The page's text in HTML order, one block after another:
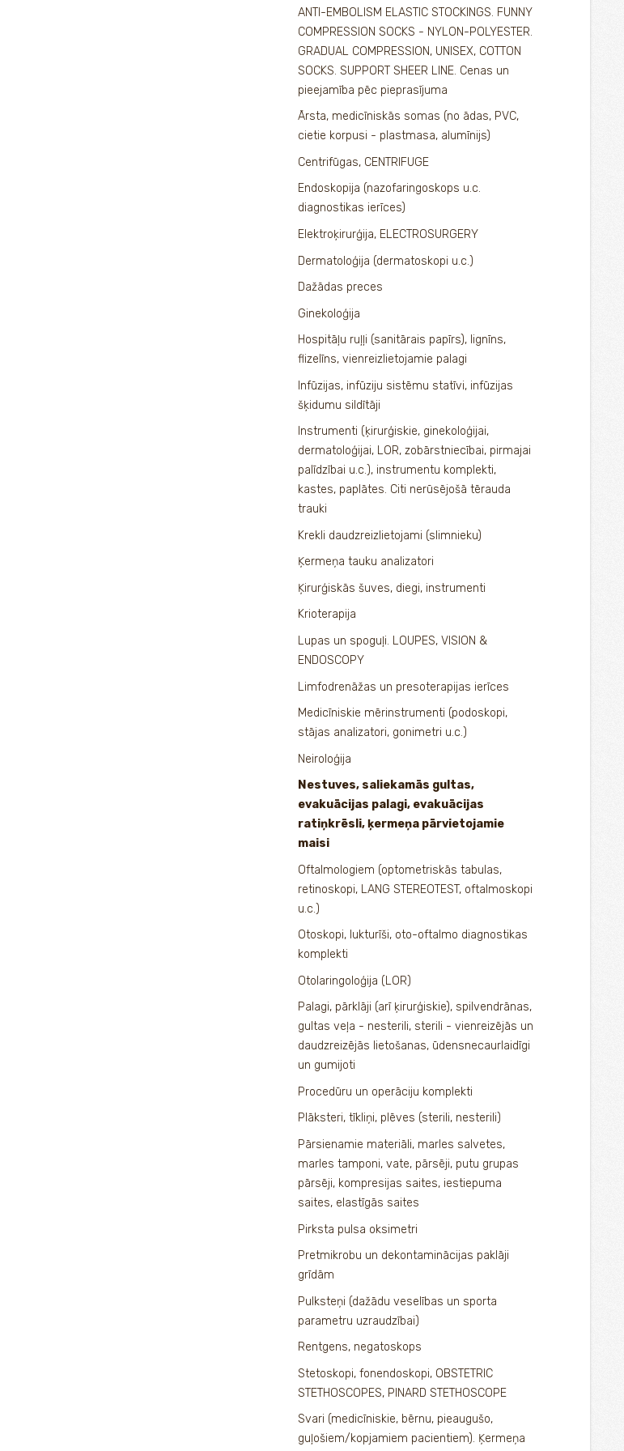
ANTI-EMBOLISM ELASTIC STOCKINGS. FUNNY
COMPRESSION SOCKS - NYLON-POLYESTER.
GRADUAL COMPRESSION, UNISEX, COTTON
SOCKS. SUPPORT SHEER LINE. Cenas un
pieejamība pēc pieprasījuma
Ārsta, medicīniskās somas (no ādas, PVC,
cietie korpusi - plastmasa, alumīnijs)
Centrifūgas, CENTRIFUGE
Endoskopija (nazofaringoskops u.c.
diagnostikas ierīces)
Elektroķirurģija, ELECTROSURGERY
Dermatoloģija (dermatoskopi u.c.)
Dažādas preces
Ginekoloģija
Hospitāļu ruļļi (sanitārais papīrs), lignīns,
flizelīns, vienreizlietojamie palagi
Infūzijas, infūziju sistēmu statīvi, infūzijas
šķidumu sildītāji
Instrumenti (ķirurģiskie, ginekoloģijai,
dermatoloģijai, LOR, zobārstniecībai, pirmajai
palīdzībai u.c.), instrumentu komplekti,
kastes, paplātes. Citi nerūsējošā tērauda
trauki
Krekli daudzreizlietojami (slimnieku)
Ķermeņa tauku analizatori
Ķirurģiskās šuves, diegi, instrumenti
Krioterapija
Lupas un spoguļi. LOUPES, VISION &
ENDOSCOPY
Limfodrenāžas un presoterapijas ierīces
Medicīniskie mērinstrumenti (podoskopi,
stājas analizatori, gonimetri u.c.)
Neiroloģija
Nestuves, saliekamās gultas,
evakuācijas palagi, evakuācijas
ratiņkrēsli, ķermeņa pārvietojamie
maisi
Oftalmologiem (optometriskās tabulas,
retinoskopi, LANG STEREOTEST, oftalmoskopi
u.c.)
Otoskopi, lukturīši, oto-oftalmo diagnostikas
komplekti
Otolaringoloģija (LOR)
Palagi, pārklāji (arī ķirurģiskie), spilvendrānas,
gultas veļa - nesterili, sterili - vienreizējās un
daudzreizējās lietošanas, ūdensnecaurlaidīgi
un gumijoti
Procedūru un operāciju komplekti
Plāksteri, tīkliņi, plēves (sterili, nesterili)
Pārsienamie materiāli, marles salvetes,
marles tamponi, vate, pārsēji, putu grupas
pārsēji, kompresijas saites, iestiepuma
saites, elastīgās saites
Pirksta pulsa oksimetri
Pretmikrobu un dekontaminācijas paklāji
grīdām
Pulksteņi (dažādu veselības un sporta
parametru uzraudzībai)
Rentgens, negatoskops
Stetoskopi, fonendoskopi, OBSTETRIC
STETHOSCOPES, PINARD STETHOSCOPE
Svari (medicīniskie, bērnu, pieaugušo,
guļošiem/kopjamiem pacientiem). Ķermeņa